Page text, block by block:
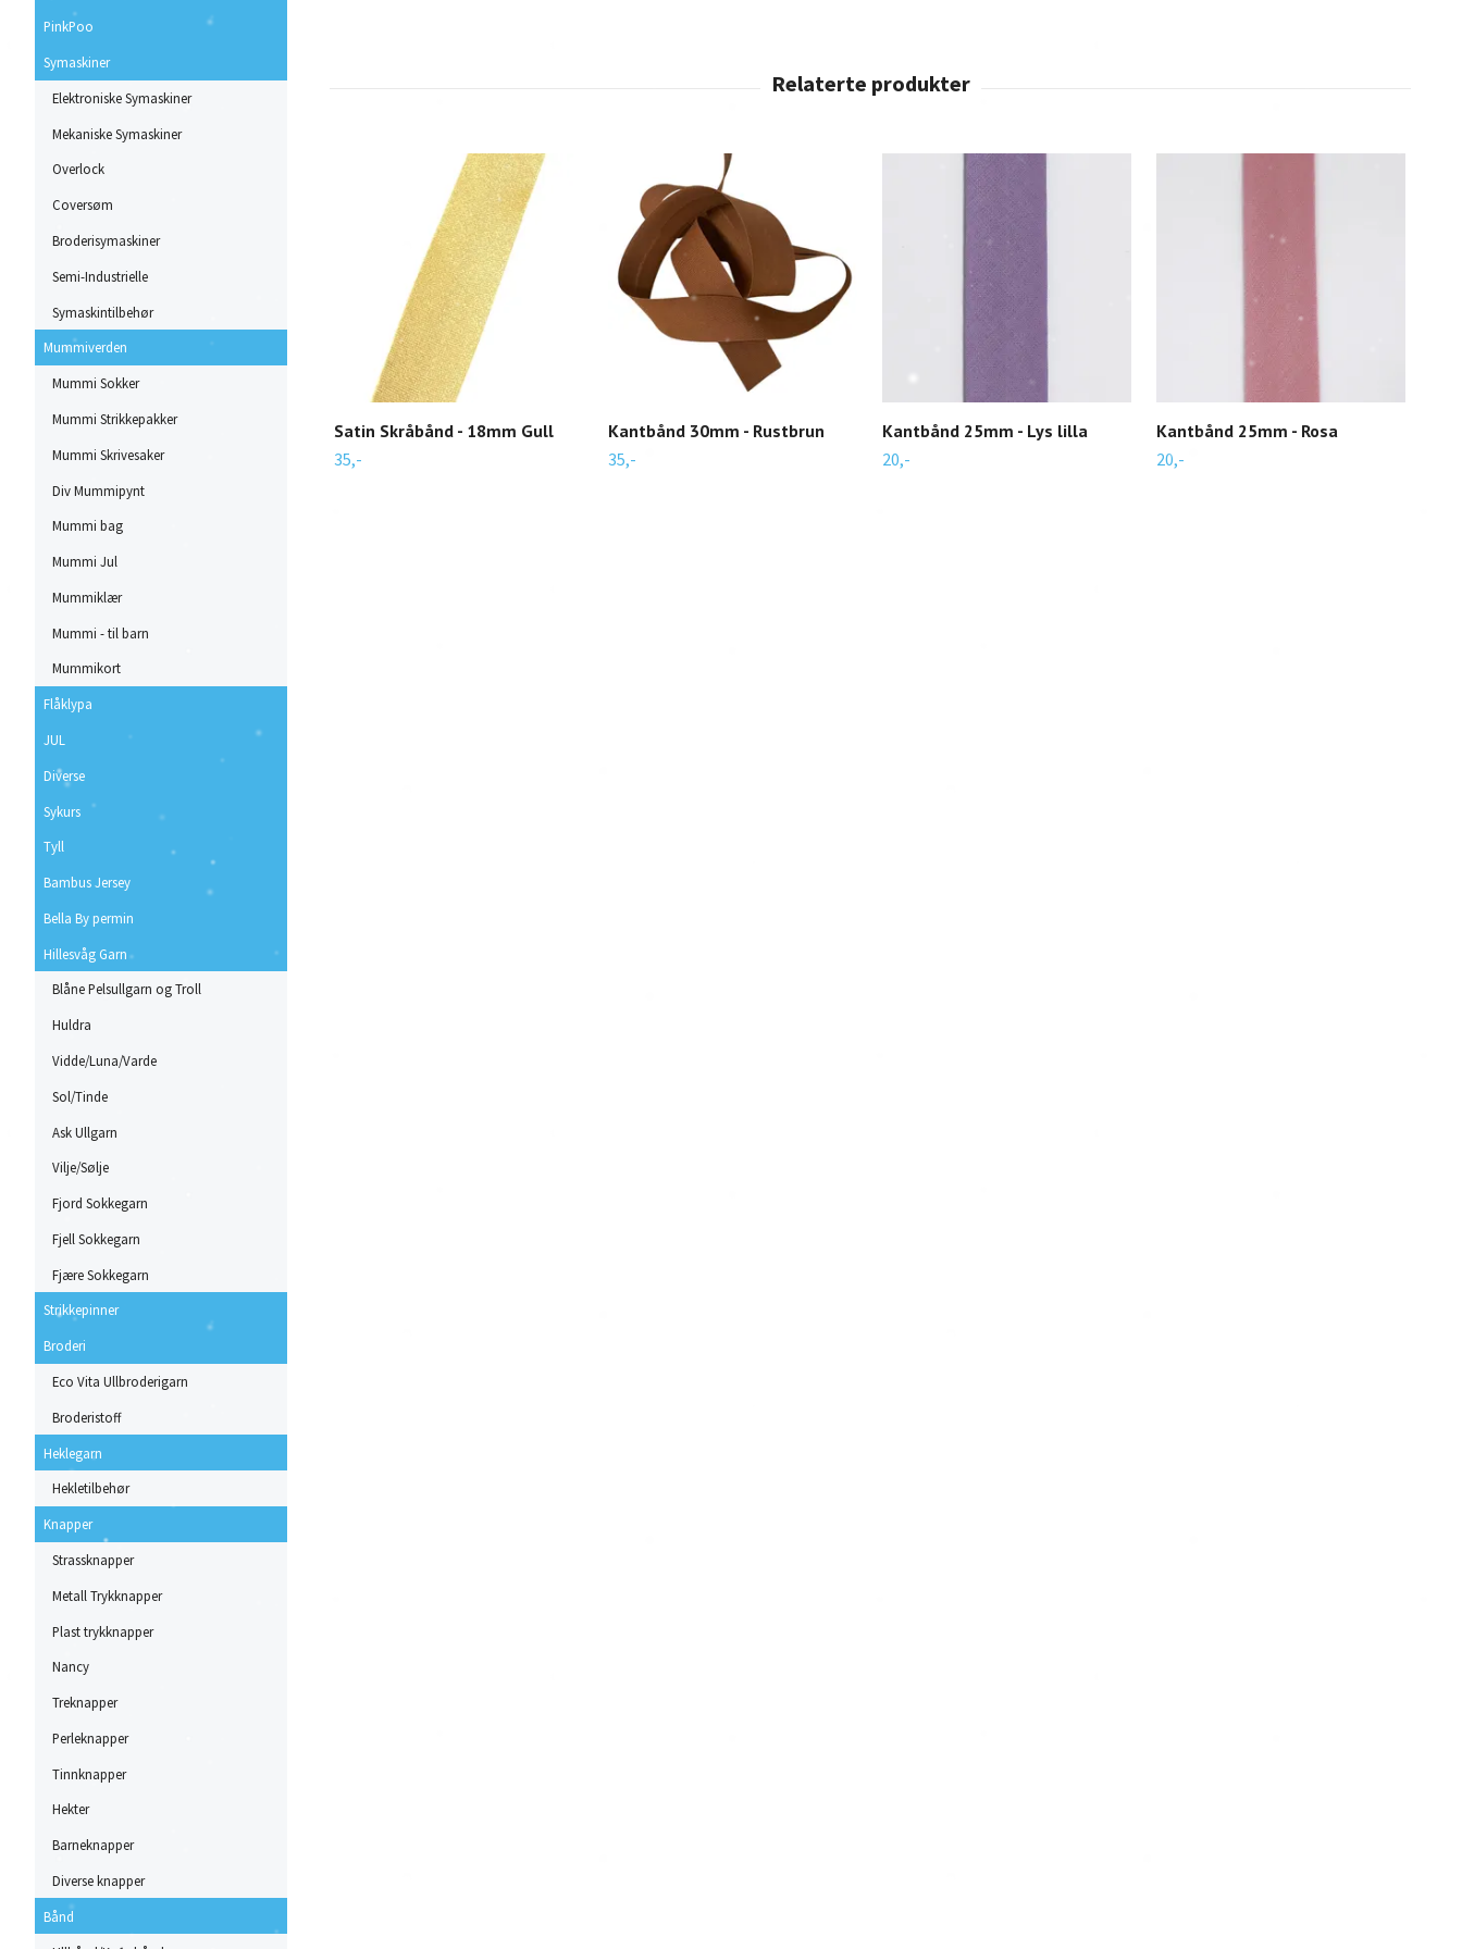
PinkPoo
Symaskiner
Elektroniske Symaskiner
Mekaniske Symaskiner
Overlock
Coversøm
Broderisymaskiner
Semi-Industrielle
Symaskintilbehør
Mummiverden
Mummi Sokker
Mummi Strikkepakker
Mummi Skrivesaker
Div Mummipynt
Mummi bag
Mummi Jul
Mummiklær
Mummi - til barn
Mummikort
Flåklypa
JUL
Diverse
Sykurs
Tyll
Bambus Jersey
Bella By permin
Hillesvåg Garn
Blåne Pelsullgarn og Troll
Huldra
Vidde/Luna/Varde
Sol/Tinde
Ask Ullgarn
Vilje/Sølje
Fjord Sokkegarn
Fjell Sokkegarn
Fjære Sokkegarn
Strikkepinner
Broderi
Eco Vita Ullbroderigarn
Broderistoff
Heklegarn
Hekletilbehør
Knapper
Strassknapper
Metall Trykknapper
Plast trykknapper
Nancy
Treknapper
Perleknapper
Tinnknapper
Hekter
Barneknapper
Diverse knapper
Bånd
Satin Skråbånd - 18mm Gull
35,-
Kantbånd 30mm - Rustbrun
35,-
Kantbånd 25mm - Lys lilla
20,-
Kantbånd 25mm - Rosa
20,-